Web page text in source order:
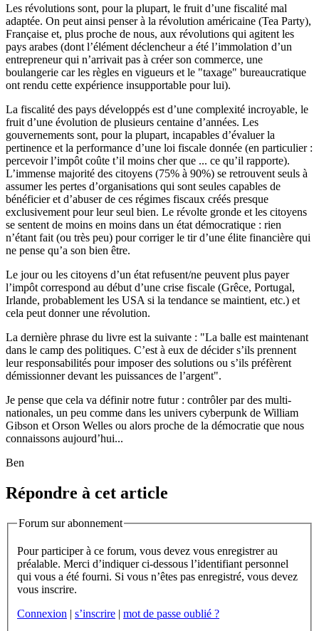
Les révolutions sont, pour la plupart, le fruit d’une fiscalité mal
adaptée. On peut ainsi penser à la révolution américaine (Tea Party),
Française et, plus proche de nous, aux révolutions qui agitent les
pays arabes (dont l’élément déclencheur a été l’immolation d’un
entrepreneur qui n’arrivait pas à créer son commerce, une
boulangerie car les règles en vigueurs et le "taxage" bureaucratique
ont rendu cette expérience insupportable pour lui).
La fiscalité des pays développés est d’une complexité incroyable, le
fruit d’une évolution de plusieurs centaine d’années. Les
gouvernements sont, pour la plupart, incapables d’évaluer la
pertinence et la performance d’une loi fiscale donnée (en particulier :
percevoir l’impôt coûte t’il moins cher que ... ce qu’il rapporte).
L’immense majorité des citoyens (75% à 90%) se retrouvent seuls à
assumer les pertes d’organisations qui sont seules capables de
bénéficier et d’abuser de ces régimes fiscaux créés presque
exclusivement pour leur seul bien. Le révolte gronde et les citoyens
se sentent de moins en moins dans un état démocratique : rien
n’étant fait (ou très peu) pour corriger le tir d’une élite financière qui
ne pense qu’a son bien être.
Le jour ou les citoyens d’un état refusent/ne peuvent plus payer
l’impôt correspond au début d’une crise fiscale (Grêce, Portugal,
Irlande, probablement les USA si la tendance se maintient, etc.) et
cela peut donner une révolution.
La dernière phrase du livre est la suivante : "La balle est maintenant
dans le camp des politiques. C’est à eux de décider s’ils prennent
leur responsabilités pour imposer des solutions ou s’ils préfèrent
démissionner devant les puissances de l’argent".
Je pense que cela va définir notre futur : contrôler par des multi-
nationales, un peu comme dans les univers cyberpunk de William
Gibson et Orson Welles ou alors proche de la démocratie que nous
connaissons aujourd’hui...
Ben
Répondre à cet article
Forum sur abonnement
Pour participer à ce forum, vous devez vous enregistrer au
préalable. Merci d’indiquer ci-dessous l’identifiant personnel
qui vous a été fourni. Si vous n’êtes pas enregistré, vous devez
vous inscrire.
Connexion | s’inscrire | mot de passe oublié ?